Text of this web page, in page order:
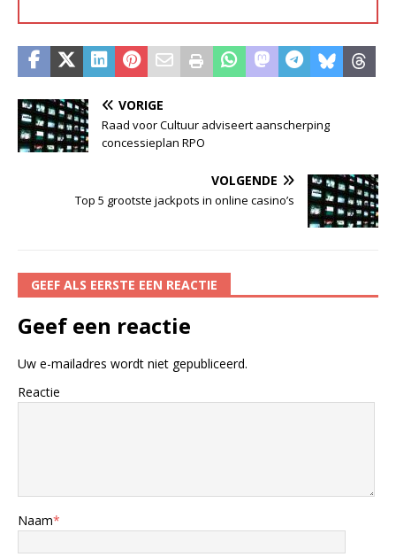
VORIGE
Raad voor Cultuur adviseert aanscherping
concessieplan RPO
VOLGENDE
Top 5 grootste jackpots in online casino’s
GEEF ALS EERSTE EEN REACTIE
Geef een reactie
Uw e-mailadres wordt niet gepubliceerd.
Reactie
Naam*